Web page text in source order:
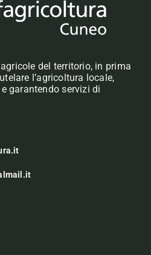
del territorio, in prima
l’agricoltura locale,
garantendo servizi di